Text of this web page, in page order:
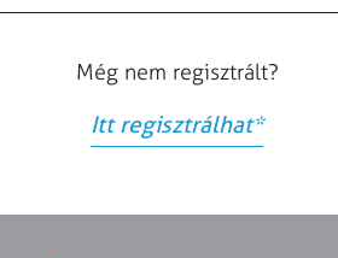
Még nem regisztrált?
Itt regisztrálhat*